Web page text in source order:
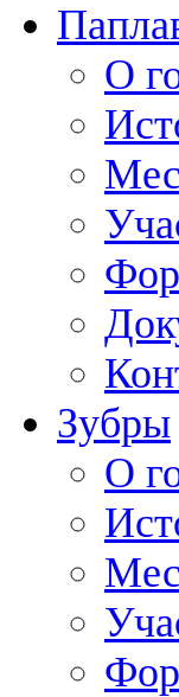
О
Зубры
О